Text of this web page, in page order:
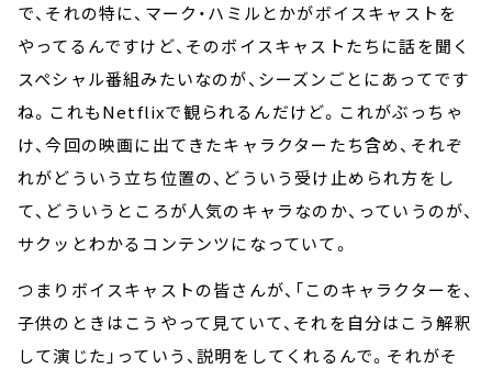
で、それの特に、マーク・ハミルとかがボイスキャストを
やってるんですけど、そのボイスキャストたちに話を聞く
スペシャル番組みたいなのが、シーズンごとにあってです
ね。これもNetflixで観られるんだけど。これがぶっちゃ
け、今回の映画に出てきたキャラクターたち含め、それぞ
れがどういう立ち位置の、どういう受け止められ方をし
て、どういうところが人気のキャラなのか、っていうのが、
サクッとわかるコンテンツになっていて。
つまりボイスキャストの皆さんが、「このキャラクターを、
子供のときはこうやって見ていて、それを自分はこう解釈
して演じた」っていう、説明をしてくれるんで。それがそ